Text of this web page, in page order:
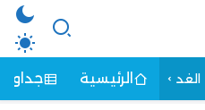
الغد الرئيسية جداول